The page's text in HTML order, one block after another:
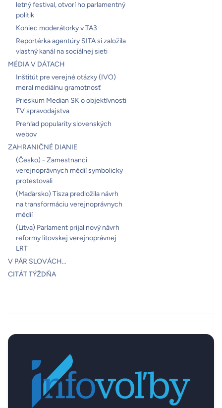
letný festival, otvorí ho parlamentný
politik
Koniec moderátorky v TA3
Reportérka agentúry SITA si založila
vlastný kanál na sociálnej sieti
MÉDIA V DÁTACH
Inštitút pre verejné otázky (IVO)
meral mediálnu gramotnosť
Prieskum Median SK o objektívnosti
TV spravodajstva
Prehľad popularity slovenských
webov
ZAHRANIČNÉ DIANIE
(Česko) - Zamestnanci
verejnoprávnych médií symbolicky
protestovali
(Maďarsko) Tisza predložila návrh
na transformáciu verejnoprávnych
médií
(Litva) Parlament prijal nový návrh
reformy litovskej verejnoprávnej
LRT
V PÁR SLOVÁCH…
CITÁT TÝŽDŇA